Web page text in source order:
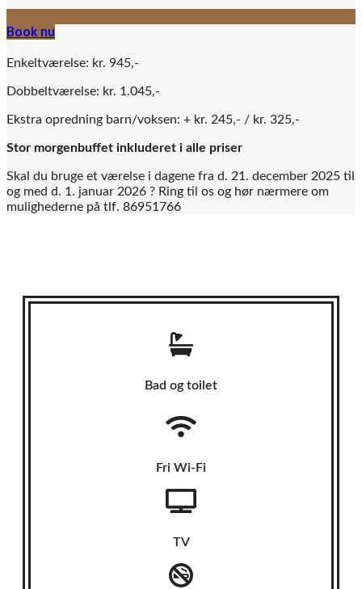
Book nu
Enkeltværelse: kr. 945,-
Dobbeltværelse: kr. 1.045,-
Ekstra opredning barn/voksen: + kr. 245,- / kr. 325,-
Stor morgenbuffet inkluderet i alle priser
Skal du bruge et værelse i dagene fra d. 21. december 2025 til
og med d. 1. januar 2026 ? Ring til os og hør nærmere om
mulighederne på tlf. 86951766
Bad og toilet
Fri Wi-Fi
TV